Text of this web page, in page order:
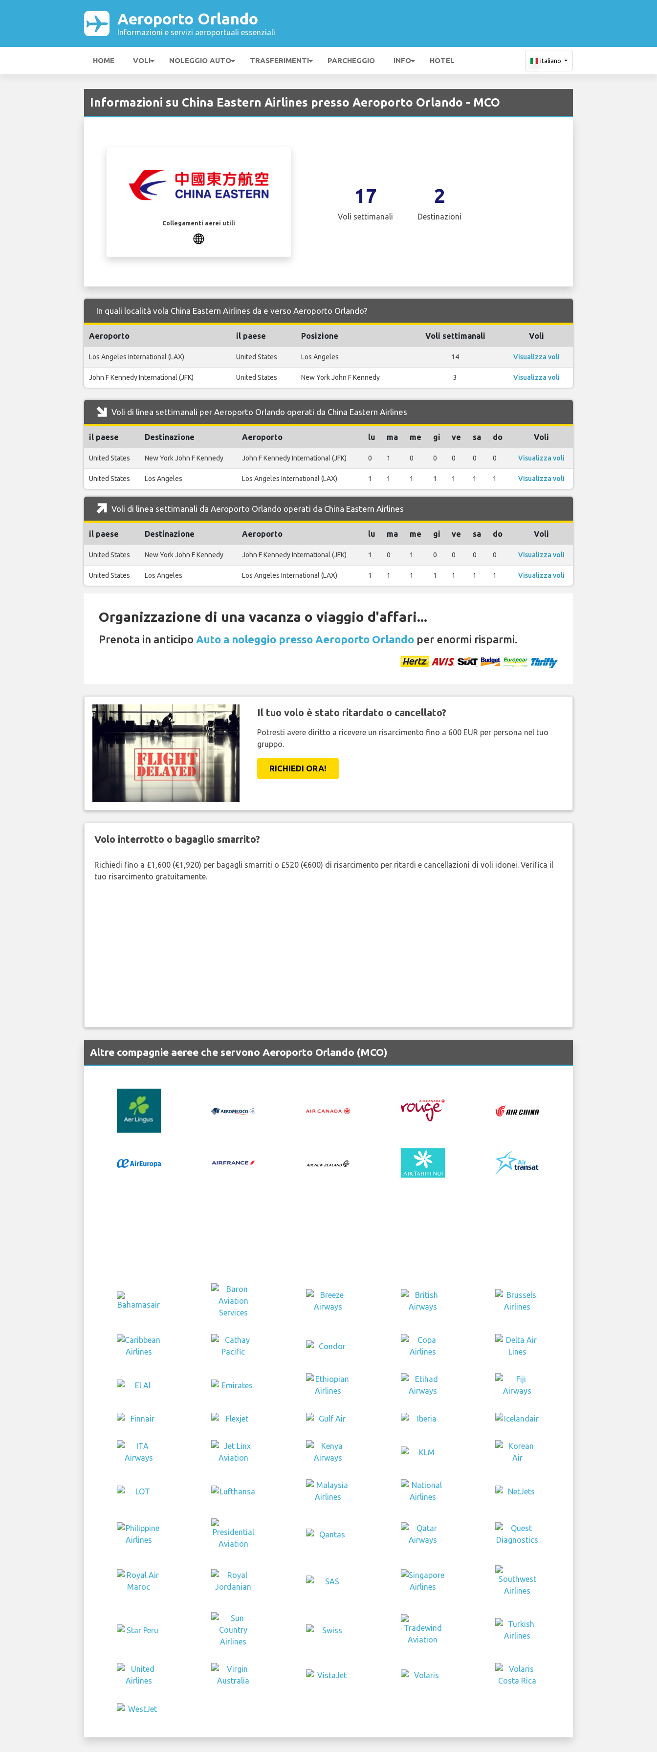
Aeroporto Orlando
Informazioni e servizi aeroportuali essenziali
HOME VOLI NOLEGGIO AUTO TRASFERIMENTI PARCHEGGIO INFO HOTEL italiano
Informazioni su China Eastern Airlines presso Aeroporto Orlando - MCO
Collegamenti aerei utili
17
Voli settimanali
2
Destinazioni
In quali località vola China Eastern Airlines da e verso Aeroporto Orlando?
Aeroporto il paese Posizione Voli settimanali Voli
Los Angeles International (LAX) United States Los Angeles 14 Visualizza voli
John F Kennedy International (JFK) United States New York John F Kennedy 3 Visualizza voli
Voli di linea settimanali per Aeroporto Orlando operati da China Eastern Airlines
il paese Destinazione Aeroporto lu ma me gi ve sa do Voli
United States New York John F Kennedy John F Kennedy International (JFK) 0 1 0 0 0 0 0 Visualizza voli
United States Los Angeles Los Angeles International (LAX) 1 1 1 1 1 1 1 Visualizza voli
Voli di linea settimanali da Aeroporto Orlando operati da China Eastern Airlines
il paese Destinazione Aeroporto lu ma me gi ve sa do Voli
United States New York John F Kennedy John F Kennedy International (JFK) 1 0 1 0 0 0 0 Visualizza voli
United States Los Angeles Los Angeles International (LAX) 1 1 1 1 1 1 1 Visualizza voli
Organizzazione di una vacanza o viaggio d'affari...
Prenota in anticipo Auto a noleggio presso Aeroporto Orlando per enormi risparmi.
Il tuo volo è stato ritardato o cancellato?
Potresti avere diritto a ricevere un risarcimento fino a 600 EUR per persona nel tuo
gruppo.
RICHIEDI ORA!
Volo interrotto o bagaglio smarrito?
Richiedi fino a £1,600 (€1,920) per bagagli smarriti o £520 (€600) di risarcimento per ritardi e cancellazioni di voli idonei. Verifica il
tuo risarcimento gratuitamente.
Altre compagnie aeree che servono Aeroporto Orlando (MCO)